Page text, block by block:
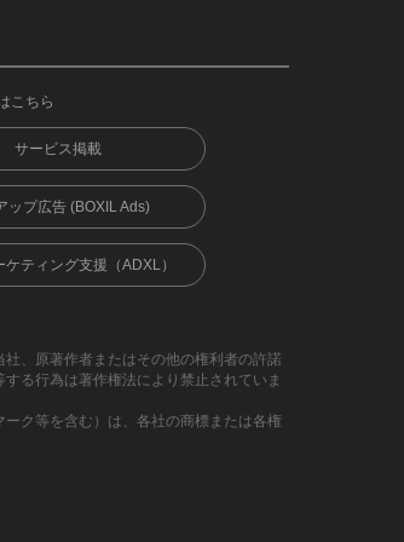
こちら
サービス掲載
ップ広告 (BOXIL Ads)
ケティング支援（ADXL）
、原著作者またはその他の権利者の許諾
る行為は著作権法により禁止されていま
ク等を含む）は、各社の商標または各権